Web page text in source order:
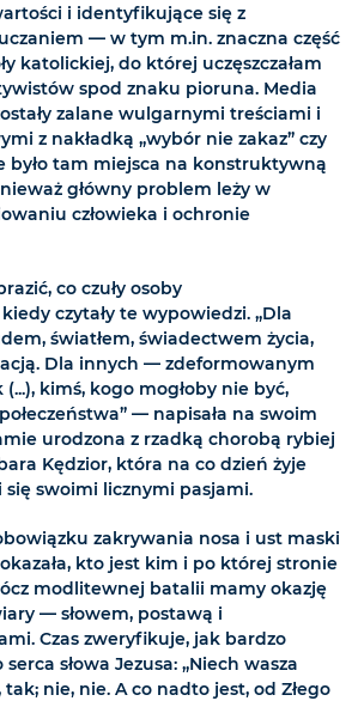
i identyfikujące się z
— w tym m.in. znaczna część
katolickiej, do której uczęszczałam
spod znaku pioruna. Media
zalane wulgarnymi treściami i
z nakładką „wybór nie zakaz” czy
było tam miejsca na konstruktywną
główny problem leży w
człowieka i ochronie
co czuły osoby
czytały te wypowiedzi. „Dla
światłem, świadectwem życia,
Dla innych — zdeformowanym
kimś, kogo mogłoby nie być,
— napisała na swoim
urodzona z rzadką chorobą rybiej
Kędzior, która na co dzień żyje
się swoimi licznymi pasjami.
zakrywania nosa i ust maski
kto jest kim i po której stronie
modlitewnej batalii mamy okazję
— słowem, postawą i
Czas zweryfikuje, jak bardzo
słowa Jezusa: „Niech wasza
nie, nie. A co nadto jest, od Złego